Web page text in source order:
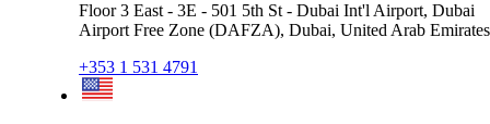
Floor 3 East - 3E - 501 5th St - Dubai Int'l Airport, Dubai
Airport Free Zone (DAFZA), Dubai, United Arab Emirates
+353 1 531 4791